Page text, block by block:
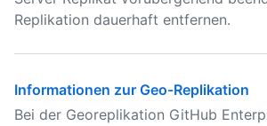
Replikation dauerhaft entfernen.
Informationen zur Geo-Replikation
Bei der Georeplikation GitHub